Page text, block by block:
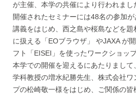
が主催、本学の共催により行われま
開催されたセミナーには48名の参加
講義をはじめ、西之島や桜島などを
に扱える「EOブラウザ」 やJAXA が
フト「EISEI」を使ったワークショッ
本学での開催を迎えるにあたりまし
学科教授の増水紀勝先生、株式会社ワ
プの松崎敬一様をはじめ、ご関係の